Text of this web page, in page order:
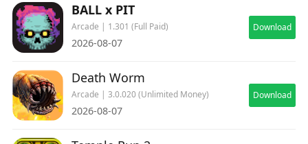
BALL x PIT
Arcade | 1.301 (Full Paid)
2026-08-07
Download
Death Worm
Arcade | 3.0.020 (Unlimited Money)
2026-08-07
Download